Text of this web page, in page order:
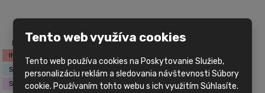
Rozmery stola: 1300 x 560 mm Kužeľ: BBT40
IHNEĎ NA DODANIE
SHOWROOM CZ
SKLAD
Tento web využíva cookies
Tento web používa cookies na Poskytovanie Služieb,
personalizáciu reklám a sledovania návštevnosti Súbory
cookie. Používaním tohto webu s ich využitím Súhlasíte.